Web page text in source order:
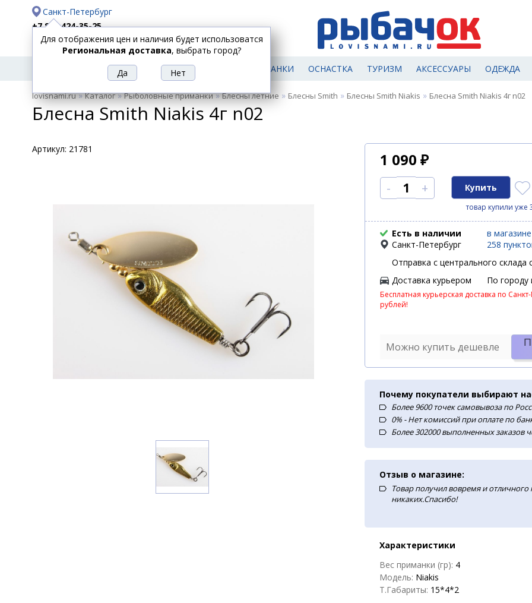
Санкт-Петербург
+7 812 424-35-25
Доставка
Оплата
Для отображения цен и наличия будет использоватся
Региональная доставка, выбрать город?
РЫБОЛОВНЫЕ
ТОВАРЫ
СПИННИНГИ КАТУШКИ ПРИМАНКИ ОСНАСТКА ТУРИЗМ АКСЕССУАРЫ ОДЕЖДА
lovisnami.ru»Каталог»Рыболовные приманки»Блесны летние » Блесны Smith » Блесны Smith Niakis » Блесна Smith Niakis 4г n02
Блесна Smith Niakis 4г n02
Артикул: 21781
1 090 ₽
- +
товар купили уже
Есть в наличии
в магазине
Санкт-Петербург
258
Отправка с центрального склада
Доставка курьером
По городу
Бесплатная курьерская доставка по
рублей!
Можно купить дешевле
Почему покупатели выбирают
Более 9600 точек самовывоза по
0% - Нет комиссий при оплате по
Более 302000 выполненных заказов
Отзыв о магазине:
Товар получил вовремя и отличного
никаких.Спасибо!
Характеристики
Вес приманки (гр): 4
Модель: Niakis
Т.Габариты: 15*4*2